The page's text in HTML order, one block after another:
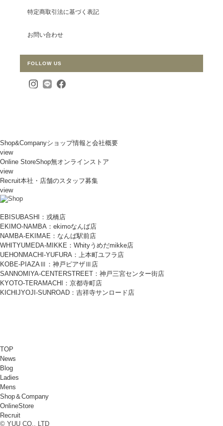
特定商取引法に基づく表記
お問い合わせ
FOLLOW US
Shop&Companyショップ情報と会社概要
view
Online StoreShop無オンラインストア
view
Recruit本社・店舗のスタッフ募集
view
EBISUBASHI：戎橋店
EKIMO-NAMBA：ekimoなんば店
NAMBA-EKIMAE：なんば駅前店
WHITYUMEDA-MIKKE：Whityうめだmikke店
UEHONMACHI-YUFURA：上本町ユフラ店
KOBE-PIAZAⅢ：神戸ピアザⅢ店
SANNOMIYA-CENTERSTREET：神戸三宮センター街店
KYOTO-TERAMACHI：京都寺町店
KICHIJYOJI-SUNROAD：吉祥寺サンロード店
TOP
News
Blog
Ladies
Mens
Shop＆Company
OnlineStore
Recruit
© YUU CO., LTD